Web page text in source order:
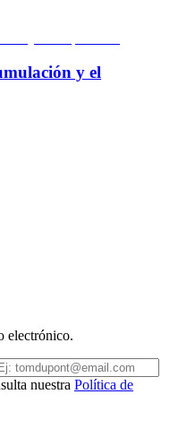
y el
electrónico.
nuestra Política de